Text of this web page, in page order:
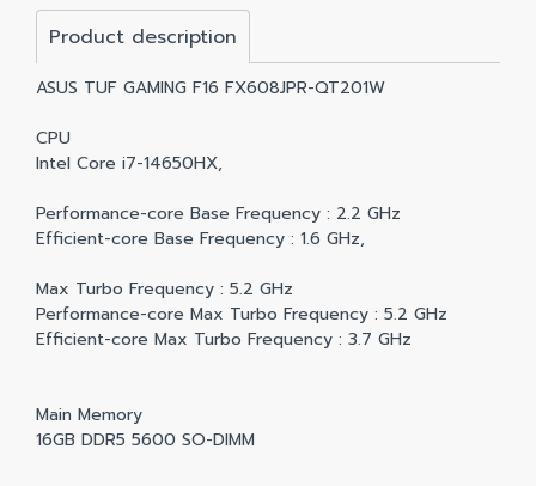
Product description
ASUS TUF GAMING F16 FX608JPR-QT201W
CPU
Intel Core i7-14650HX,
Performance-core Base Frequency : 2.2 GHz
Efficient-core Base Frequency : 1.6 GHz,
Max Turbo Frequency : 5.2 GHz
Performance-core Max Turbo Frequency : 5.2 GHz
Efficient-core Max Turbo Frequency : 3.7 GHz
Main Memory
16GB DDR5 5600 SO-DIMM